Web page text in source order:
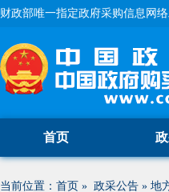
财政部唯一指定政府采购信息网
首页
当前位置： 首页 » 政采公告 » 地